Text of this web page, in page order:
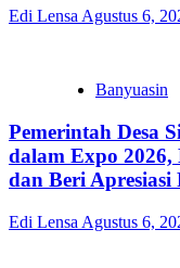
Edi Lensa Agustus 6,
Banyuasin
Pemerintah Desa
dalam Expo
dan Beri
Edi Lensa Agustus 6,